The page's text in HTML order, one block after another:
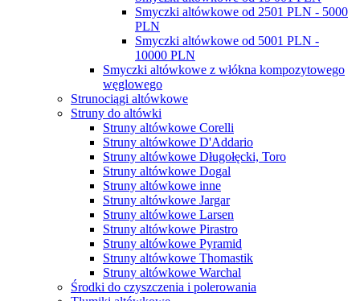
Smyczki altówkowe od 2501 PLN - 5000
PLN
Smyczki altówkowe od 5001 PLN -
10000 PLN
Smyczki altówkowe z włókna kompozytowego
węglowego
Strunociągi altówkowe
Struny do altówki
Struny altówkowe Corelli
Struny altówkowe D'Addario
Struny altówkowe Długołęcki, Toro
Struny altówkowe Dogal
Struny altówkowe inne
Struny altówkowe Jargar
Struny altówkowe Larsen
Struny altówkowe Pirastro
Struny altówkowe Pyramid
Struny altówkowe Thomastik
Struny altówkowe Warchal
Środki do czyszczenia i polerowania